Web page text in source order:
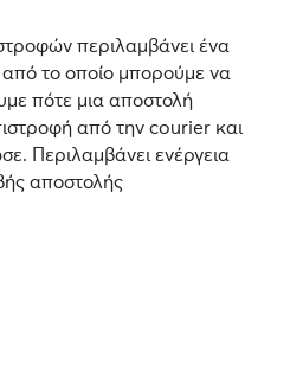
περιλαμβάνει ένα
το οποίο μπορούμε να
πότε μια αποστολή
από την courier και
Περιλαμβάνει ενέργεια
αποστολής